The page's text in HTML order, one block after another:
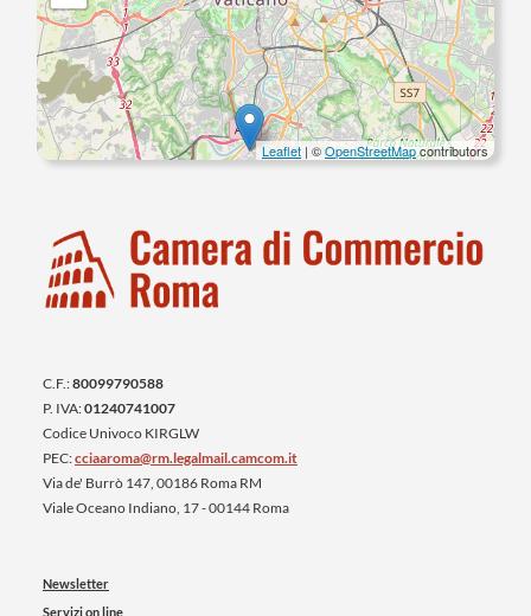
Leaflet | ©OpenStreetMapcontributors
C.F.:80099790588
P. IVA:01240741007
Codice Univoco KIRGLW
PEC:cciaaroma@rm.legalmail.camcom.it
Via de' Burrò 147, 00186 Roma RM
Viale Oceano Indiano, 17 - 00144 Roma
Newsletter
Servizi on line